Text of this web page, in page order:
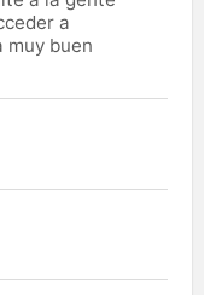
a
muy buen